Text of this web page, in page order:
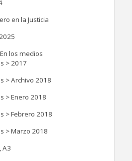
en la Justicia
los medios
> 2017
> Archivo 2018
> Enero 2018
> Febrero 2018
> Marzo 2018
A3